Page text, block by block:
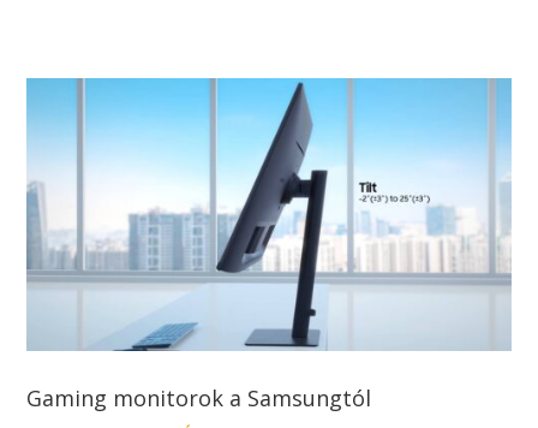
Gaming monitorok a Samsungtól